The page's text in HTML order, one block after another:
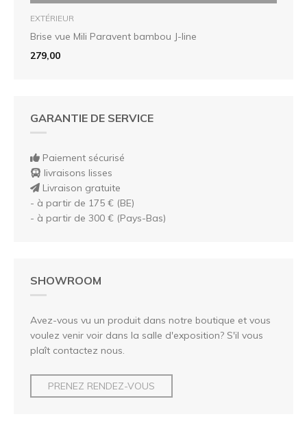
EXTÉRIEUR
Brise vue Mili Paravent bambou J-line
279,00
GARANTIE DE SERVICE
Paiement sécurisé
livraisons lisses
Livraison gratuite
- à partir de 175 € (BE)
- à partir de 300 € (Pays-Bas)
SHOWROOM
Avez-vous vu un produit dans notre boutique et vous
voulez venir voir dans la salle d'exposition? S'il vous
plaît contactez nous.
PRENEZ RENDEZ-VOUS